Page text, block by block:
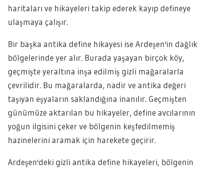
haritaları ve hikayeleri takip ederek kayıp defineye
ulaşmaya çalışır.
Bir başka antika define hikayesi ise Ardeşen'in dağlık
bölgelerinde yer alır. Burada yaşayan birçok köy,
geçmişte yeraltına inşa edilmiş gizli mağaralarla
çevrilidir. Bu mağaralarda, nadir ve antika değeri
taşıyan eşyaların saklandığına inanılır. Geçmişten
günümüze aktarılan bu hikayeler, define avcılarının
yoğun ilgisini çeker ve bölgenin keşfedilmemiş
hazinelerini aramak için harekete geçirir.
Ardeşen'deki gizli antika define hikayeleri, bölgenin